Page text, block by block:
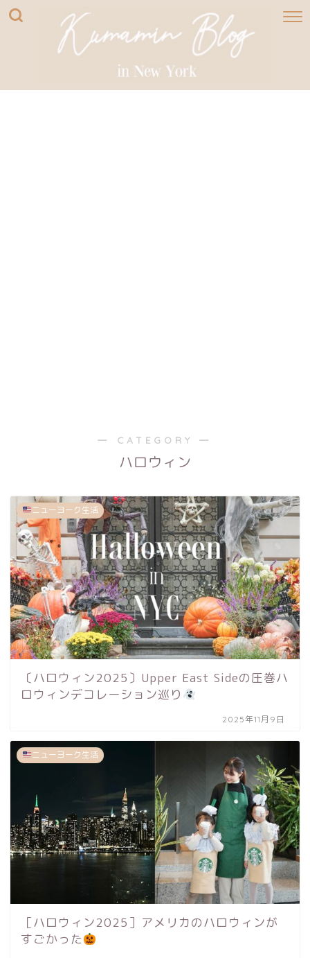
― CATEGORY ―
ハロウィン
ニューヨーク生活
〔ハロウィン2025〕Upper East Sideの圧巻ハ
ロウィンデコレーション巡り
2025年11月9日
ニューヨーク生活
［ハロウィン2025］アメリカのハロウィンが
すごかった